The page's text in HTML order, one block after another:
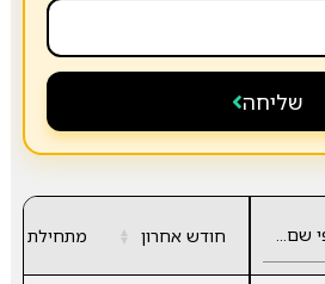
שליחה
חודש אחרון ▲
▼ מתחילת